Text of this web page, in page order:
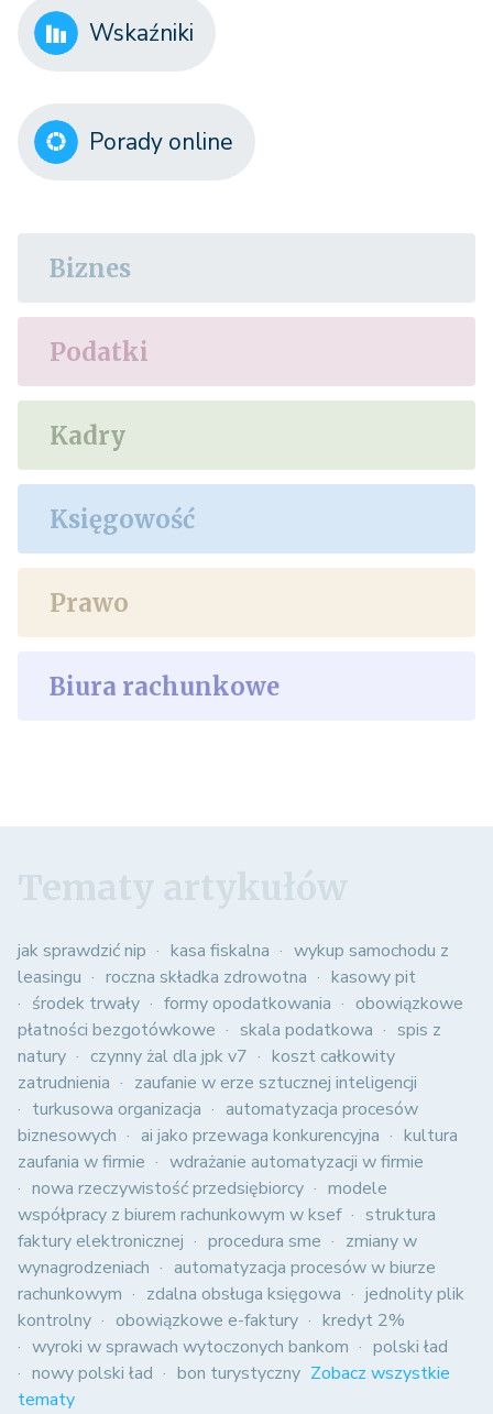
Wskaźniki
Porady online
Biznes
Podatki
Kadry
Księgowość
Prawo
Biura rachunkowe
jak sprawdzić nip kasa fiskalna
wykup samochodu z
leasingu
roczna składka zdrowotna
kasowy pit
środek trwały
formy opodatkowania
obowiązkowe
płatności bezgotówkowe
skala podatkowa
spis z
natury
czynny żal dla jpk v7
koszt całkowity
zatrudnienia
zaufanie w erze sztucznej inteligencji
turkusowa organizacja
automatyzacja procesów
biznesowych
ai jako przewaga konkurencyjna
kultura
zaufania w firmie
wdrażanie automatyzacji w firmie
nowa rzeczywistość przedsiębiorcy
modele
współpracy z biurem rachunkowym w ksef
struktura
faktury elektronicznej
procedura sme
zmiany w
wynagrodzeniach
automatyzacja procesów w biurze
rachunkowym
zdalna obsługa księgowa
jednolity plik
kontrolny
obowiązkowe e-faktury
kredyt 2%
wyroki w sprawach wytoczonych bankom
polski ład
nowy polski ład
bon turystyczny Zobacz wszystkie
tematy